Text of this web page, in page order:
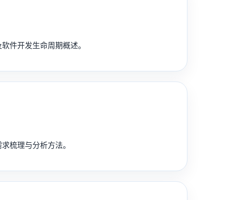
件开发生命周期概述。
梳理与分析方法。